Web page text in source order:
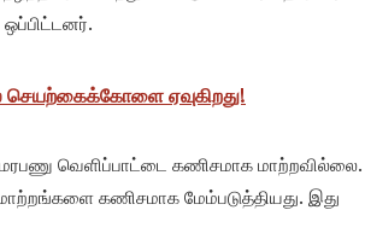
செயற்கைக்கோளை ஏவுகிறது!
வெளிப்பாட்டை கணிசமாக மாற்றவில்லை.
கணிசமாக மேம்படுத்தியது. இது